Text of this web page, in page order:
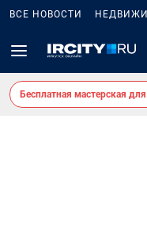
ВСЕ НОВОСТИ
Бесплатная мастерская